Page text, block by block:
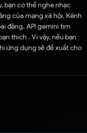
bạn có thể nghe nhạc
của mạng xã hội. Kênh
đăng. API gemini tìm
thích . Vì vậy, nếu bạn
ứng dụng sẽ đề xuất cho